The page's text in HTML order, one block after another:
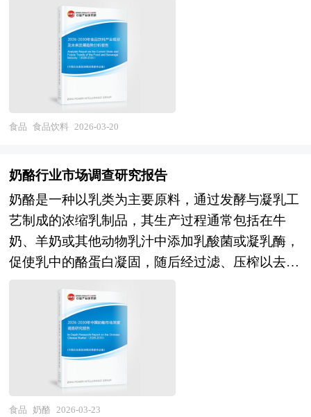
关总署、全国商业信息中心、中国经济景气监测中
心、中国行业研究网、全国及海外相关报刊杂志的
基础信息以及食品饮料行业研究单位等公布和提供
的大量资料。报告对我国食品饮料行业的供需状
况、发展现状、子行业发展变化等进行了分析，重
点分析了国内外食品饮料行业的发展现状、如何面
力，以及行业的投资分析和趋势预测等等。报告还
综合了食品饮料行业的整体发展动态，对行业在产
品方面提供了参考建议和具体解决办法。报告对于
食品饮料产品生产企业、经销商、行业管理部门以
及拟进入该行业的投资者具有重要的参考价值，对
于研究我国食品饮料行业发展规律、提高企业的运
营效率、促进企业的发展壮大有学术和实践的双重
准确把握鸡爪行业未被满足的市场需求和趋势，有
效规避鸡爪行业投资风险，更有效率地巩固或者拓
展相应的战略性目标市场，牢牢把握行业竞争的主
动权。形成企业良好的可持续发展优势。
期。在市场规模层面，国内冰淇淋消费量稳居全球
第一，但人均消费量与发达国家仍有差距，市场从
高速增长向存量竞争转变，高端化与性价比分化并
存。在产品创新层面，原料升级趋势明显，生牛
乳、稀奶油、进口乳制品替代植脂末与代可可脂，
品质化与健康化诉求推动低糖、低脂、高蛋白、益
生菌等功能性产品涌现；植物基冰淇淋（燕麦奶、
联名（白酒、奶茶、文创IP）制造话题与溢价，但
同质化与过度营销引发消费者疲劳；地域特色（如
黄酒、花椒、螺蛳粉口味）与怀旧复古（老冰棍、
绿豆冰）创新活跃。在价格带层面，钟薛高等高端
品牌打开价格天花板后，市场呈现"两头大中间
端市场竞争激烈。在渠道变革层面，传统商超、便
利店仍是主渠道但增长放缓，电商冷链配送能力提
升，O2O即时零售（外卖、社区团购）满足即时性
需求；冰淇淋专卖店、茶饮店附带冰淇淋、景区文
创店等体验式场景兴起；下沉市场潜力释放，但冷
链基础设施与消费习惯培育仍需时日。在产业格局
饮料产业涵盖上游原料供应（农产品、食品添加
剂、包装材料），中游加工制造（软饮料、乳制
品、酒类、调味品、休闲食品、方便食品、烘焙食
品等细分品类生产），以及下游流通消费（传统商
超、便利店、餐饮渠道、电商平台、社区团购、即
时零售）的完整产业链条。按照产品属性可分为饮
制品、方便食品、休闲食品等大类，按照消费场景
等多元矩阵。随着居民收入提升与消费观念转变，
食品饮料产业正从温饱型供给向品质型、健康型、
体验型消费转型，其产业边界不断向功能性食品、
植物基替代、可持续包装、食品科技等新兴领域延
伸。 当前，中国食品饮料产业正处于结构优化与
动能转换的关键转型期。经过多年的市场化发展与
产业集聚，我国已成为全球最大的食品饮料生产国
与消费国，产业规模稳居世界前列，供应链体系完
善，品类创新活跃，本土品牌在多个细分领域建立
起市场优势，电商渠道与新零售模式重塑流通格
食品 食品饮料 2026-03-20
奶酪行业市场调查研究报告
奶酪是一种以乳类为主要原料，通过发酵与凝乳工
艺制成的浓缩乳制品，其生产过程通常包括在牛
奶、羊奶或其他动物乳汁中添加乳酸菌或凝乳酶，
促使乳中的酪蛋白凝固，随后经过滤、压榨以去除
形成固态或半固态产品。从工艺角度看，奶酪是发
酵乳的进阶形态，其核心在于通过微生物作用与物
理浓缩实现乳成分的重组与富集；从营养角度看，
奶酪可视为“浓缩的牛奶”，每生产1公斤奶酪约需
消耗10公斤原料奶，因此其蛋白质、脂肪、钙、磷
及多种维生素（如维生素A、D、E及B族）的密度
食品 奶酪 2026-03-23